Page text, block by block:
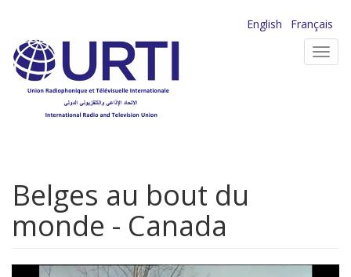
contenu
principal
English
Français
Belges au bout du
monde - Canada